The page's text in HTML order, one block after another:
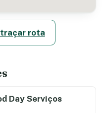
traçar rota
Day Serviços